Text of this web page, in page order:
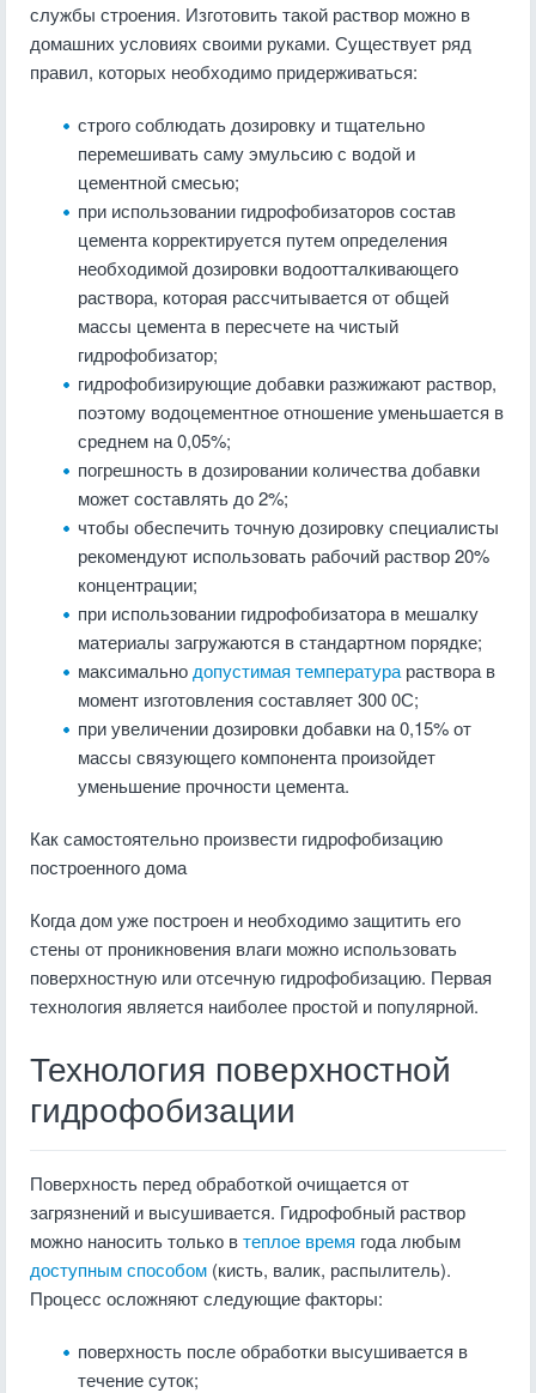
службы строения. Изготовить такой раствор можно в
домашних условиях своими руками. Существует ряд
правил, которых необходимо придерживаться:
строго соблюдать дозировку и тщательно
перемешивать саму эмульсию с водой и
цементной смесью;
при использовании гидрофобизаторов состав
цемента корректируется путем определения
необходимой дозировки водоотталкивающего
раствора, которая рассчитывается от общей
массы цемента в пересчете на чистый
гидрофобизатор;
гидрофобизирующие добавки разжижают раствор,
поэтому водоцементное отношение уменьшается в
среднем на 0,05%;
погрешность в дозировании количества добавки
может составлять до 2%;
чтобы обеспечить точную дозировку специалисты
рекомендуют использовать рабочий раствор 20%
концентрации;
при использовании гидрофобизатора в мешалку
материалы загружаются в стандартном порядке;
максимально допустимая температура раствора в
момент изготовления составляет 300 0С;
при увеличении дозировки добавки на 0,15% от
массы связующего компонента произойдет
уменьшение прочности цемента.
Как самостоятельно произвести гидрофобизацию
построенного дома
Когда дом уже построен и необходимо защитить его
стены от проникновения влаги можно использовать
поверхностную или отсечную гидрофобизацию. Первая
технология является наиболее простой и популярной.
Технология поверхностной
гидрофобизации
Поверхность перед обработкой очищается от
загрязнений и высушивается. Гидрофобный раствор
можно наносить только втеплое время года любым
доступным способом (кисть, валик, распылитель).
Процесс осложняют следующие факторы:
поверхность после обработки высушивается в
течение суток;